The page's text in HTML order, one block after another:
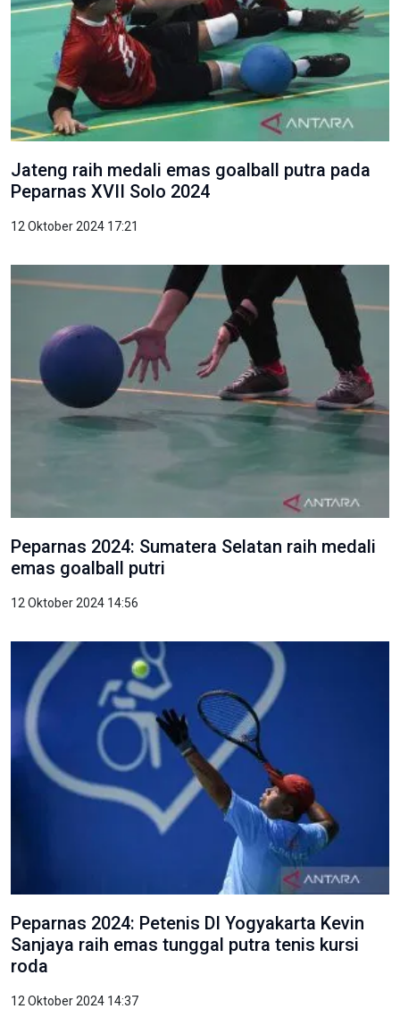
Jateng raih medali emas goalball putra pada
Peparnas XVII Solo 2024
12 Oktober 2024 17:21
Peparnas 2024: Sumatera Selatan raih medali
emas goalball putri
12 Oktober 2024 14:56
Peparnas 2024: Petenis DI Yogyakarta Kevin
Sanjaya raih emas tunggal putra tenis kursi
roda
12 Oktober 2024 14:37